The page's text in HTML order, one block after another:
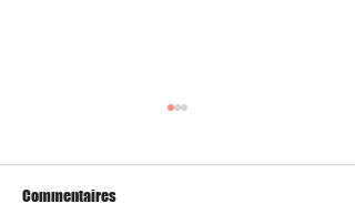
Commentaires